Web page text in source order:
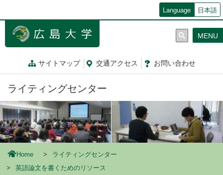
ン
動
Language 日本語
サイトマップ 交通アクセス お問い合わせ
MENU
ライティングセンター
Home
ライティングセンター
英語論文を書くためのリソース